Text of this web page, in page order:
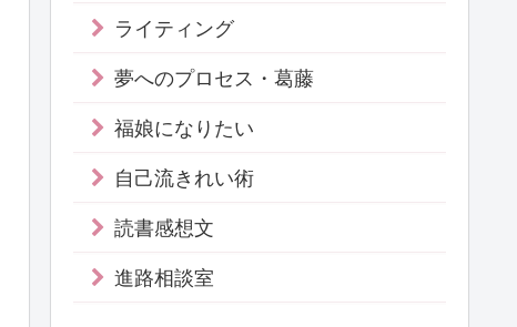
ライティング
夢へのプロセス・葛藤
福娘になりたい
自己流きれい術
読書感想文
進路相談室